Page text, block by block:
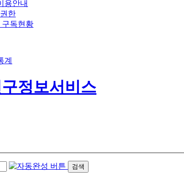
용안내
한
구독현황
계
검색